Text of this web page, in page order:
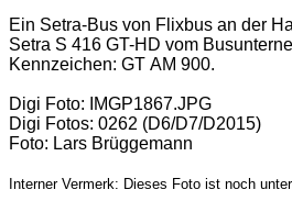
Ein Setra-Bus von Flixbus an der
Setra S 416 GT-HD vom
Kennzeichen: GT AM 900.
Digi Foto: IMGP1867.JPG
Digi Fotos: 0262 (D6/D7/D2015)
Foto: Lars Brüggemann
Interner Vermerk: Dieses Foto ist noch